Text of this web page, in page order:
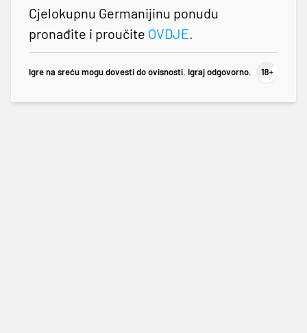
Cjelokupnu Germanijinu ponudu
pronađite i proučite OVDJE.
Igre na sreću mogu dovesti do ovisnosti. Igraj odgovorno.